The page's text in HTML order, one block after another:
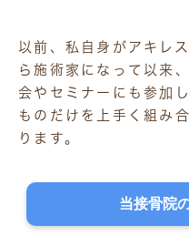
以前、私自身がアキレ
ら施術家になって以来
会やセミナーにも参加
ものだけを上手く組み
ります。
当接骨院